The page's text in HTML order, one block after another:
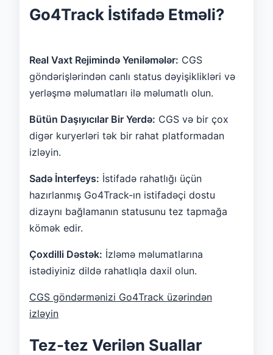
Go4Track İstifadə Etməli?
Real Vaxt Rejimində Yeniləmələr: CGS
göndərişlərindən canlı status dəyişiklikləri və
yerləşmə məlumatları ilə məlumatlı olun.
Bütün Daşıyıcılar Bir Yerdə: CGS və bir çox
digər kuryerləri tək bir rahat platformadan
izləyin.
Sadə İnterfeys: İstifadə rahatlığı üçün
hazırlanmış Go4Track-ın istifadəçi dostu
dizaynı bağlamanın statusunu tez tapmağa
kömək edir.
Çoxdilli Dəstək: İzləmə məlumatlarına
istədiyiniz dildə rahatlıqla daxil olun.
CGS göndərmənizi Go4Track üzərindən
izləyin
Tez-tez Verilən Suallar